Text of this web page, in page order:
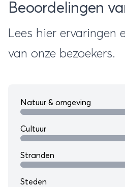
Beoordelingen
Lees hier ervaringen
van onze bezoekers.
Natuur & omgeving
Cultuur
Stranden
Steden